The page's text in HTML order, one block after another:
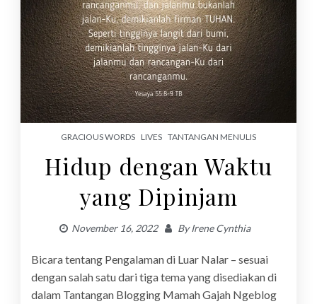
GRACIOUS WORDS LIVES TANTANGAN MENULIS
Hidup dengan Waktu
yang Dipinjam
November 16, 2022 ByIrene Cynthia
Bicara tentang Pengalaman di Luar Nalar – sesuai
dengan salah satu dari tiga tema yang disediakan di
dalam Tantangan Blogging Mamah Gajah Ngeblog